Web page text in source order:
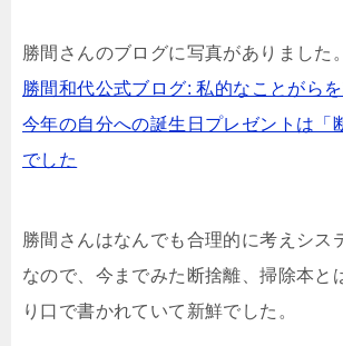
勝間さんのブログに写真がありました。
勝間和代公式ブログ: 私的なことがら
今年の自分への誕生日プレゼントは「
でした
勝間さんはなんでも合理的に考えシス
なので、今までみた断捨離、掃除本と
り口で書かれていて新鮮でした。